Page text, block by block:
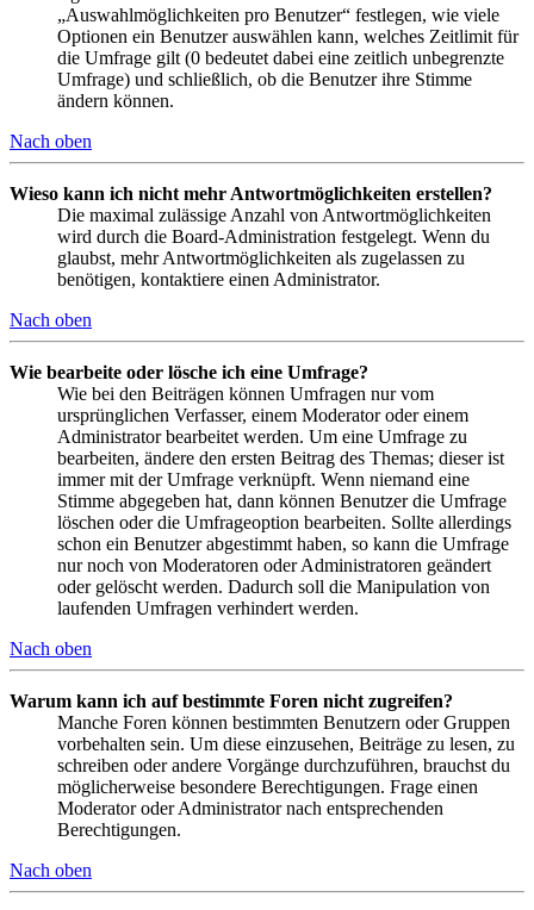
„Auswahlmöglichkeiten pro Benutzer“ festlegen, wie viele
Optionen ein Benutzer auswählen kann, welches Zeitlimit für
die Umfrage gilt (0 bedeutet dabei eine zeitlich unbegrenzte
Umfrage) und schließlich, ob die Benutzer ihre Stimme
ändern können.
Nach oben
Wieso kann ich nicht mehr Antwortmöglichkeiten erstellen?
Die maximal zulässige Anzahl von Antwortmöglichkeiten
wird durch die Board-Administration festgelegt. Wenn du
glaubst, mehr Antwortmöglichkeiten als zugelassen zu
benötigen, kontaktiere einen Administrator.
Nach oben
Wie bearbeite oder lösche ich eine Umfrage?
Wie bei den Beiträgen können Umfragen nur vom
ursprünglichen Verfasser, einem Moderator oder einem
Administrator bearbeitet werden. Um eine Umfrage zu
bearbeiten, ändere den ersten Beitrag des Themas; dieser ist
immer mit der Umfrage verknüpft. Wenn niemand eine
Stimme abgegeben hat, dann können Benutzer die Umfrage
löschen oder die Umfrageoption bearbeiten. Sollte allerdings
schon ein Benutzer abgestimmt haben, so kann die Umfrage
nur noch von Moderatoren oder Administratoren geändert
oder gelöscht werden. Dadurch soll die Manipulation von
laufenden Umfragen verhindert werden.
Nach oben
Warum kann ich auf bestimmte Foren nicht zugreifen?
Manche Foren können bestimmten Benutzern oder Gruppen
vorbehalten sein. Um diese einzusehen, Beiträge zu lesen, zu
schreiben oder andere Vorgänge durchzuführen, brauchst du
möglicherweise besondere Berechtigungen. Frage einen
Moderator oder Administrator nach entsprechenden
Berechtigungen.
Nach oben